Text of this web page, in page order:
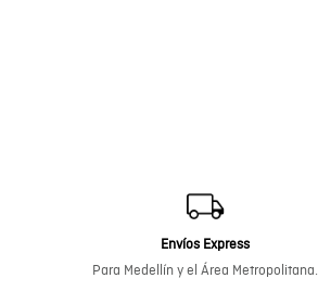
Envíos Express
Para Medellín y el Área Metropolitana.